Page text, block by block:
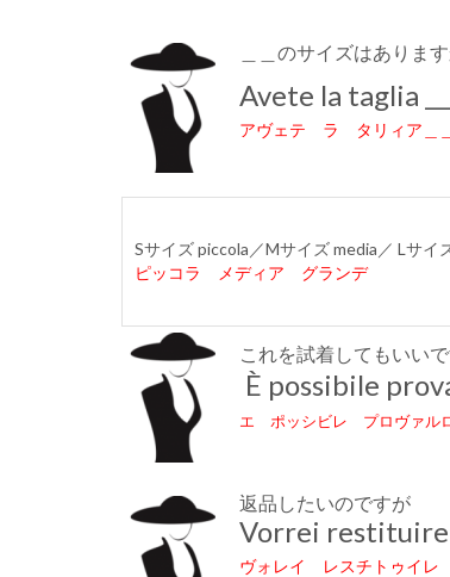
＿＿のサイズはありま
Avete la taglia
アヴェテ ラ タリィア＿＿
Sサイズ piccola／Mサイズ media／ Lサイ
ピッコラ メディア グランデ
これを試着してもいい
È possibile
エ ポッシビレ プロヴァル
返品したいのですが
Vorrei restituire
ヴォレイ レスチトゥイレ